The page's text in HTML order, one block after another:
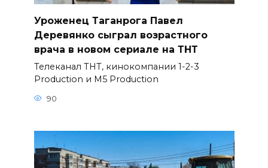
Уроженец Таганрога Павел
Деревянко сыграл возрастного
врача в новом сериале на ТНТ
Телеканал ТНТ, кинокомпании 1-2-3
Production и M5 Production
90